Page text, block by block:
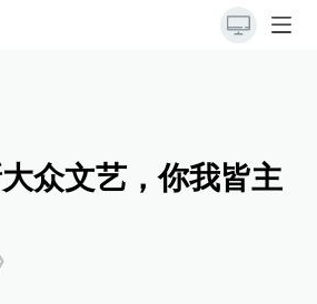
众文艺，你我皆主